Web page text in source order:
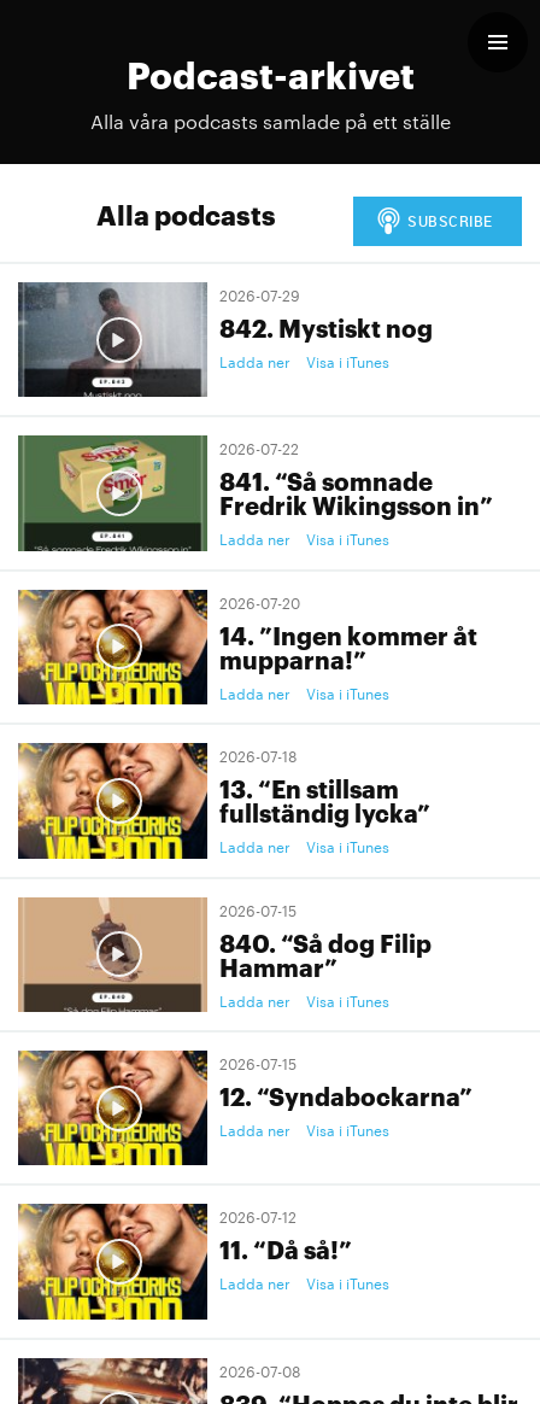
Podcast-arkivet
Alla våra podcasts samlade på ett ställe
Alla podcasts
2026-07-29
842. Mystiskt nog
Ladda ner Visa i iTunes
2026-07-22
841. “Så somnade
Fredrik Wikingsson in”
Ladda ner Visa i iTunes
2026-07-20
14. ”Ingen kommer åt
mupparna!”
Ladda ner Visa i iTunes
2026-07-18
13. “En stillsam
fullständig lycka”
Ladda ner Visa i iTunes
2026-07-15
840. “Så dog Filip
Hammar”
Ladda ner Visa i iTunes
2026-07-15
12. “Syndabockarna”
Ladda ner Visa i iTunes
2026-07-12
11. “Då så!”
Ladda ner Visa i iTunes
2026-07-08